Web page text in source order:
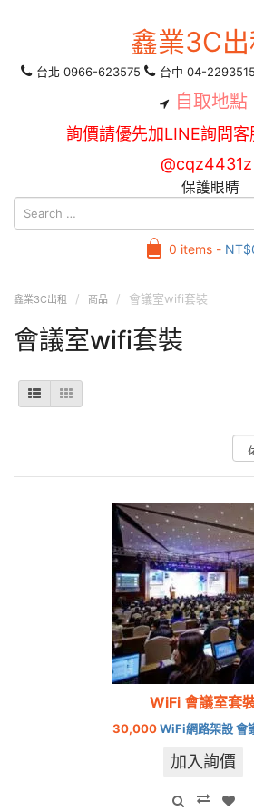
鑫業3C出
台北 0966-623575 台中 04-
自取地點
詢價請優先加LINE詢問
@cqz4431z
保護眼睛
0 items - NT$
鑫業3C出租 商品 會議室wifi套裝
會議室wifi套裝
WiFi 會議室套
30,000WiFi網路架設 會
加入詢價